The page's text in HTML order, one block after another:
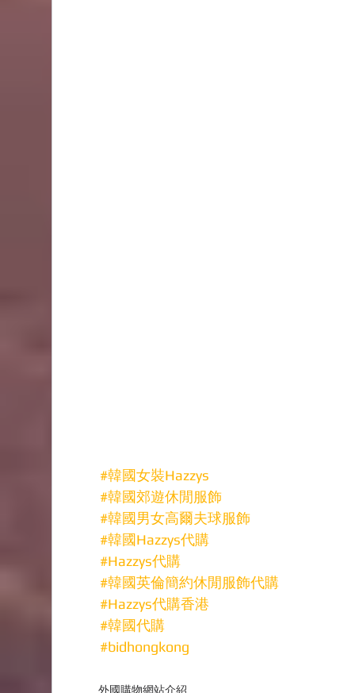
#韓國女裝Hazzys
#韓國郊遊休閒服飾
#韓國男女高爾夫球服飾
#韓國Hazzys代購
#Hazzys代購
#韓國英倫簡約休閒服飾代購
#Hazzys代購香港
#韓國代購
#bidhongkong
外國購物網站介紹